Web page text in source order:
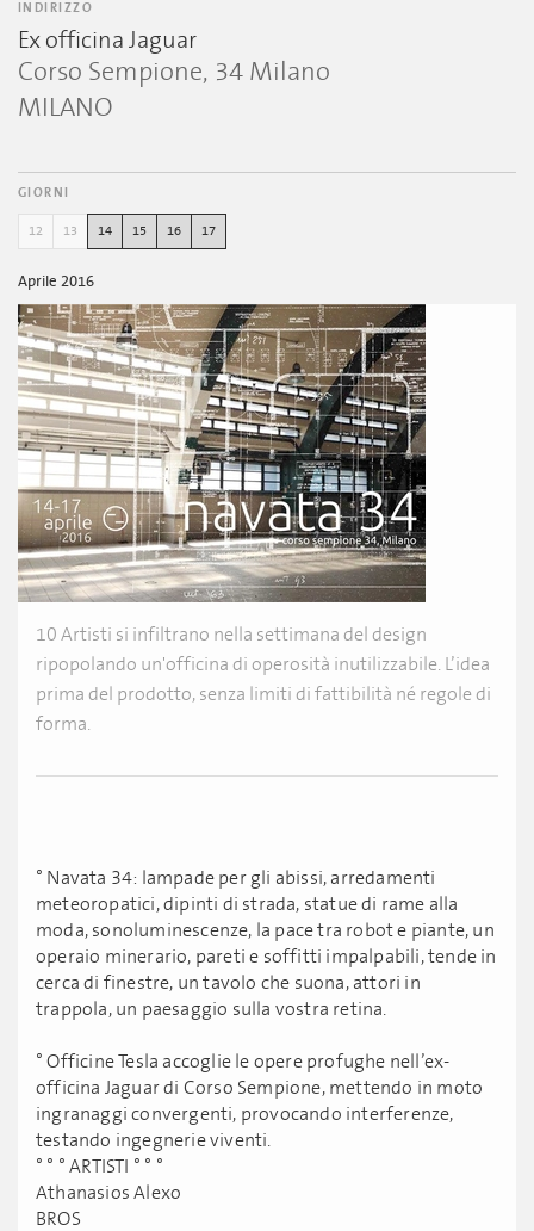
INDIRIZZO
Ex officina Jaguar
Corso Sempione, 34 Milano
MILANO
GIORNI
12 13 14 15 16 17
Aprile 2016
10 Artisti si infiltrano nella settimana del design
ripopolando un'officina di operosità inutilizzabile. L’idea
prima del prodotto, senza limiti di fattibilità né regole di
forma.
° Navata 34: lampade per gli abissi, arredamenti
meteoropatici, dipinti di strada, statue di rame alla
moda, sonoluminescenze, la pace tra robot e piante, un
operaio minerario, pareti e soffitti impalpabili, tende in
cerca di finestre, un tavolo che suona, attori in
trappola, un paesaggio sulla vostra retina.
° Officine Tesla accoglie le opere profughe nell’ex-
officina Jaguar di Corso Sempione, mettendo in moto
ingranaggi convergenti, provocando interferenze,
testando ingegnerie viventi.
° ° ° ARTISTI ° ° °
Athanasios Alexo
BROS